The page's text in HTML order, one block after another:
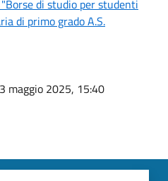
di studio per studenti
di primo grado A.S.
maggio 2025, 15:40